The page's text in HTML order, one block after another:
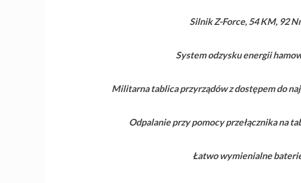
Silnik Z-Force, 54 KM, 92
System odzysku energii
Militarna tablica przyrządów z dostępem do
Odpalanie przy pomocy przełącznika na
Łatwo wymienialne